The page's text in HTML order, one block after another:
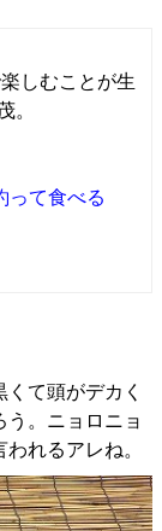
しむことが生
。
って食べる
て頭がデカく
。ニョロニョ
れるアレね。